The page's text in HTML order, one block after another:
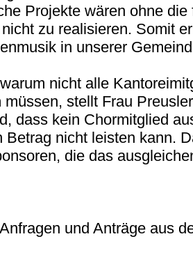
Projekte wären ohne
zu realisieren. Somit
in unserer
nicht alle
müssen, stellt Frau
dass kein Chormitglied
Betrag nicht leisten kann.
die das
und Anträge aus